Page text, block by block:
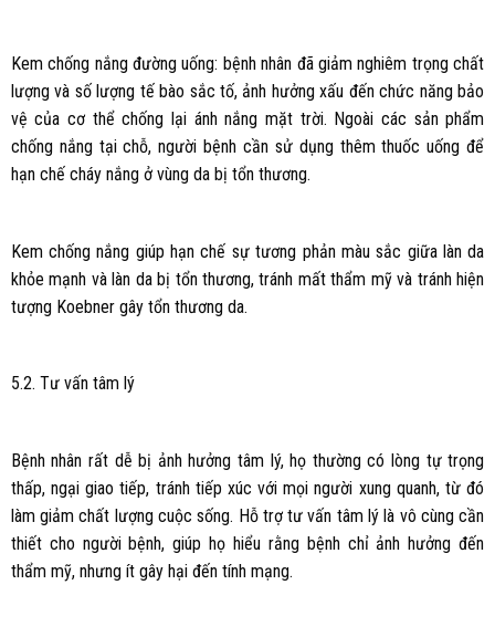
Kem chống nắng đường uống: bệnh nhân đã giảm nghiêm trọng chất
lượng và số lượng tế bào sắc tố, ảnh hưởng xấu đến chức năng bảo
vệ của cơ thể chống lại ánh nắng mặt trời. Ngoài các sản phẩm
chống nắng tại chỗ, người bệnh cần sử dụng thêm thuốc uống để
hạn chế cháy nắng ở vùng da bị tổn thương.
Kem chống nắng giúp hạn chế sự tương phản màu sắc giữa làn da
khỏe mạnh và làn da bị tổn thương, tránh mất thẩm mỹ và tránh hiện
tượng Koebner gây tổn thương da.
5.2. Tư vấn tâm lý
Bệnh nhân rất dễ bị ảnh hưởng tâm lý, họ thường có lòng tự trọng
thấp, ngại giao tiếp, tránh tiếp xúc với mọi người xung quanh, từ đó
làm giảm chất lượng cuộc sống. Hỗ trợ tư vấn tâm lý là vô cùng cần
thiết cho người bệnh, giúp họ hiểu rằng bệnh chỉ ảnh hưởng đến
thẩm mỹ, nhưng ít gây hại đến tính mạng.